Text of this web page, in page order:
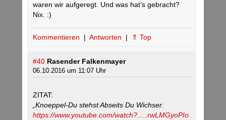
waren wir aufgeregt. Und was hat’s gebracht?
Nix. :)
Kommentieren | Antworten | ⇑ Top
#40 Rasender Falkenmayer
06.10.2016 um 11:07 Uhr
ZITAT:
„Knoeppel-Du stehst Abseits Du Wichser.
https://www.youtube.com/watch?.....rwLMGyoPIo